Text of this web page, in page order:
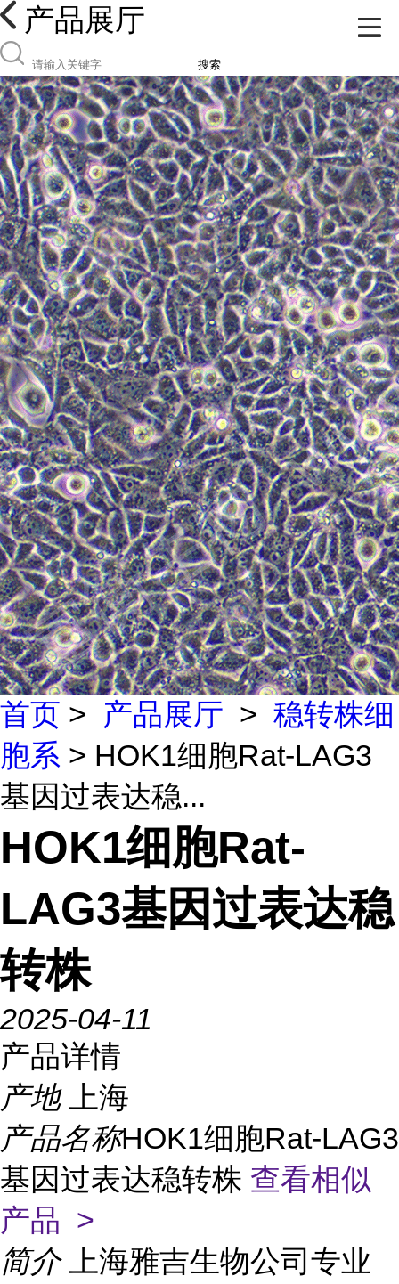
产品展厅
搜索
首页 > 产品展厅 > 稳转株细
胞系 > HOK1细胞Rat-LAG3
基因过表达稳...
HOK1细胞Rat-
LAG3基因过表达稳
转株
2025-04-11
产品详情
产地
上海
产品名称HOK1细胞Rat-LAG3
基因过表达稳转株 查看相似
产品 >
简介
上海雅吉生物公司专业